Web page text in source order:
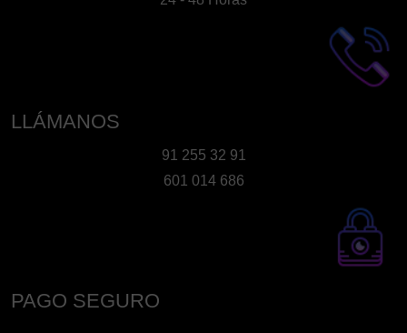
página
LLÁMANOS
91 255 32 91
601 014 686
PAGO SEGURO